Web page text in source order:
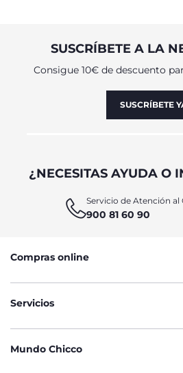
SUSCRÍBETE A LA
Consigue 10€ de descuento
SUSCRÍBETE
¿NECESITAS AYUDA O
Servicio de Atención al
900 81 60 90
Compras online
Servicios
Mundo Chicco